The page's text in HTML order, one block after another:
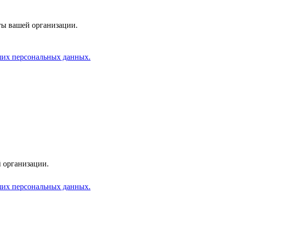
вашей организации.
персональных данных.
персональных данных.